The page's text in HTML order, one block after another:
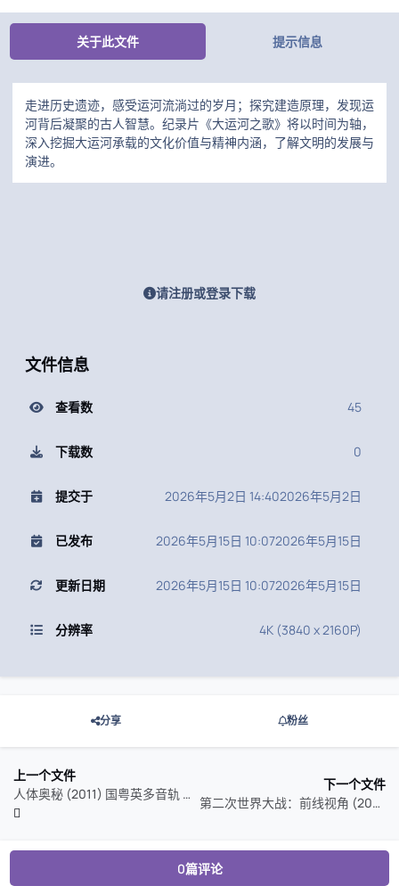
关于此文件 提示信息
走进历史遗迹，感受运河流淌过的岁月；探究建造原理，发现运
河背后凝聚的古人智慧。纪录片《大运河之歌》将以时间为轴，
深入挖掘大运河承载的文化价值与精神内涵，了解文明的发展与
演进。
请注册或登录下载
文件信息
查看数 45
下载数 0
提交于 2026年5月2日 14:402026年5月2日
已发布 2026年5月15日 10:072026年5月15日
更新日期 2026年5月15日 10:072026年5月15日
分辨率 4K (3840 x 2160P)
分享 粉丝
上一个文件
人体奥秘 (2011) 国粤英多音轨 特效字幕
下一个文件
第二次世界大战：前线视角 (2023) 杜比视界 特效字幕
0篇评论